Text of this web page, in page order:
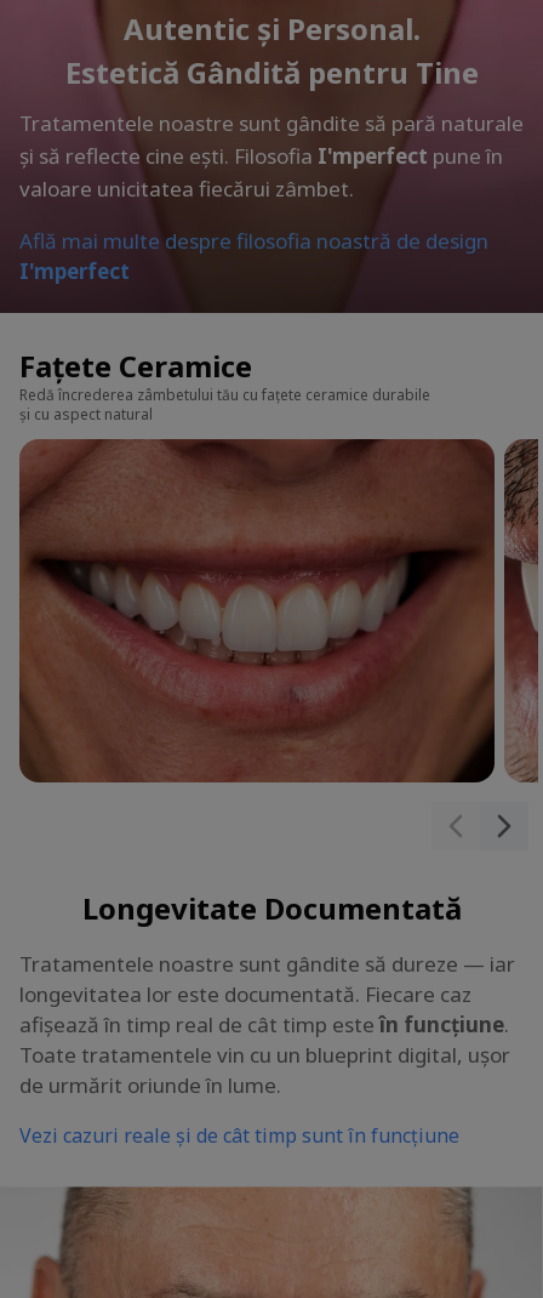
Autentic și Personal.
Estetică Gândită pentru Tine
Tratamentele noastre sunt gândite să pară naturale
și să reflecte cine ești. Filosofia I'mperfect pune în
valoare unicitatea fiecărui zâmbet.
Află mai multe despre filosofia noastră de design
I'mperfect
Fațete Ceramice
Redă încrederea zâmbetului tău cu fațete ceramice durabile
și cu aspect natural
Longevitate Documentată
Tratamentele noastre sunt gândite să dureze — iar
longevitatea lor este documentată. Fiecare caz
afișează în timp real de cât timp esteîn funcțiune.
Toate tratamentele vin cu un blueprint digital, ușor
de urmărit oriunde în lume.
Vezi cazuri reale și de cât timp sunt în funcțiune